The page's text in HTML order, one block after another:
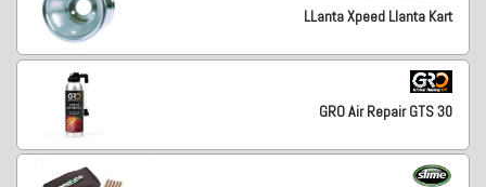
LLanta Xpeed Llanta Kart
GRO Air Repair GTS 30